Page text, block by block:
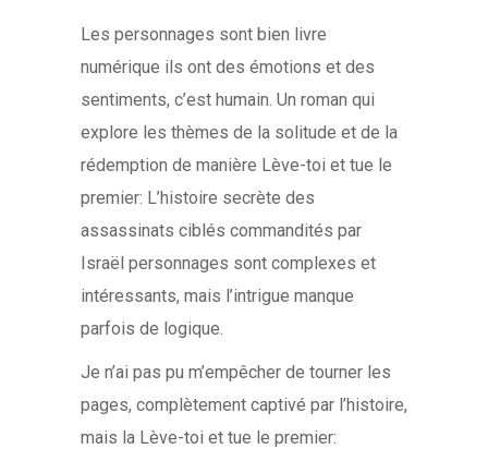
Les personnages sont bien livre
numérique ils ont des émotions et des
sentiments, c’est humain. Un roman qui
explore les thèmes de la solitude et de la
rédemption de manière Lève-toi et tue le
premier: L’histoire secrète des
assassinats ciblés commandités par
Israël personnages sont complexes et
intéressants, mais l’intrigue manque
parfois de logique.
Je n’ai pas pu m’empêcher de tourner les
pages, complètement captivé par l’histoire,
mais la Lève-toi et tue le premier: